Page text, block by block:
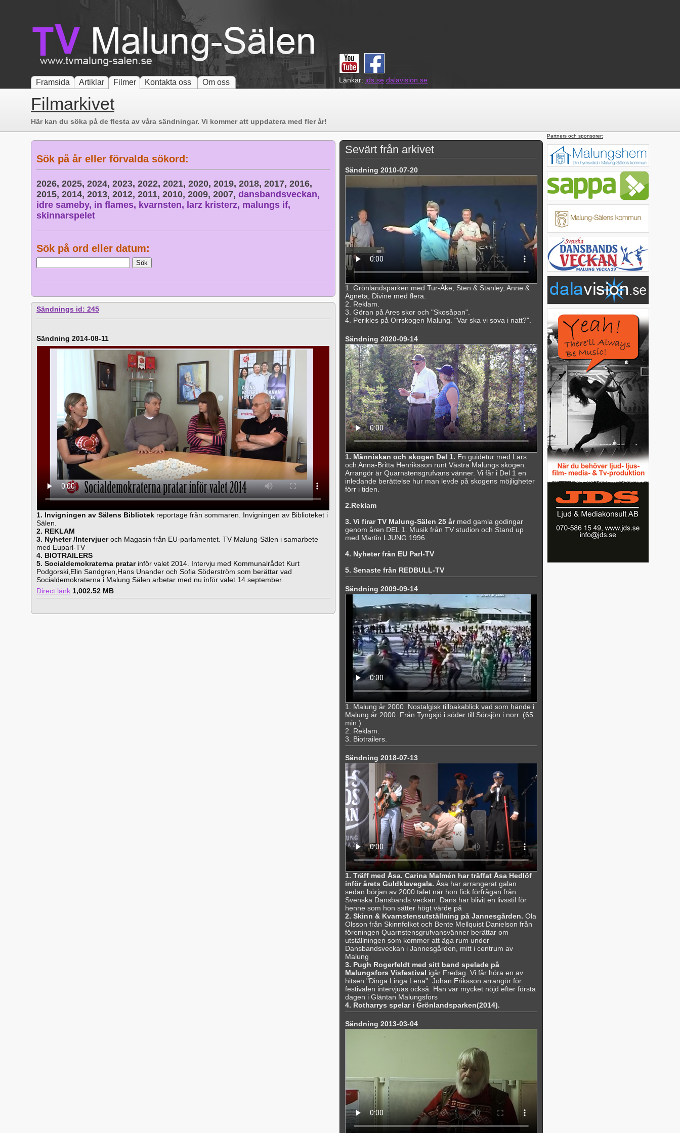
Framsida Artiklar Filmer Kontakta oss Om oss Länkar: jds.se dalavision.se
Filmarkivet
Här kan du söka på de flesta av våra sändningar. Vi kommer att uppdatera med fler år!
Sök på år eller förvalda sökord:
2026, 2025, 2024, 2023, 2022, 2021, 2020, 2019, 2018, 2017, 2016,
2015, 2014, 2013, 2012, 2011, 2010, 2009, 2007, dansbandsveckan,
idre sameby, in flames, kvarnsten, larz kristerz, malungs if,
skinnarspelet
Sök på ord eller datum:
Sändnings id: 245
Sändning 2014-08-11
1. Invigningen av Sälens Bibliotek reportage från sommaren. Invigningen av Biblioteket i
Sälen.
2. REKLAM
3. Nyheter /Intervjueroch Magasin från EU-parlamentet. TV Malung-Sälen i samarbete
med Euparl-TV
4. BIOTRAILERS
5. Socialdemokraterna pratarinför valet 2014. Intervju med Kommunalrådet Kurt
Podgorski,Elin Sandgren,Hans Unander och Sofia Söderström som berättar vad
Socialdemokraterna i Malung Sälen arbetar med nu inför valet 14 september.
Direct länk 1,002.52 MB
Sevärt från arkivet
Sändning 2010-07-20
1. Grönlandsparken med Tur-Åke, Sten & Stanley, Anne &
Agneta, Divine med flera.
2. Reklam.
3. Göran på Ares skor och "Skosåpan".
4. Perikles på Orrskogen Malung. "Var ska vi sova i natt?".
Sändning 2020-09-14
1. Människan och skogen Del 1. En guidetur med Lars
och Anna-Britta Henriksson runt Västra Malungs skogen.
Arrangör är Quarnstensgrufvans vänner. Vi får i Del 1 en
inledande berättelse hur man levde på skogens möjligheter
förr i tiden.
2.Reklam
3. Vi firar TV Malung-Sälen 25 årmed gamla godingar
genom åren DEL 1. Musik från TV studion och Stand up
med Martin LJUNG 1996.
4. Nyheter från EU Parl-TV
5. Senaste från REDBULL-TV
Sändning 2009-09-14
1. Malung år 2000. Nostalgisk tillbakablick vad som hände i
Malung år 2000. Från Tyngsjö i söder till Sörsjön i norr. (65
min.)
2. Reklam.
3. Biotrailers.
Sändning 2018-07-13
1. Träff med Åsa. Carina Malmén har träffat Åsa Hedlöf
inför årets Guldklavegala. Åsa har arrangerat galan
sedan början av 2000 talet när hon fick förfrågan från
Svenska Dansbands veckan. Dans har blivit en livsstil för
henne som hon sätter högt värde på
2. Skinn & Kvarnstensutställning på Jannesgården. Ola
Olsson från Skinnfolket och Bente Mellquist Danielson från
föreningen Quarnstensgrufvansvänner berättar om
utställningen som kommer att äga rum under
Dansbandsveckan i Jannesgården, mitt i centrum av
Malung
3. Pugh Rogerfeldt med sitt band spelade på
Malungsfors Visfestival igår Fredag. Vi får höra en av
hitsen "Dinga Linga Lena". Johan Eriksson arrangör för
festivalen intervjuas också. Han var mycket nöjd efter första
dagen i Gläntan Malungsfors
4. Rotharrys spelar i Grönlandsparken(2014).
Sändning 2013-03-04
Partners och sponsorer: